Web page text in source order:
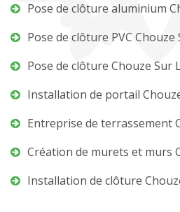
Pose de clôture aluminium
Pose de clôture PVC Chouze
Pose de clôture Chouze Sur
Installation de portail
Entreprise de terrassement
Création de murets et murs
Installation de clôture